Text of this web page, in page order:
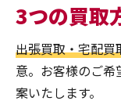
3つの買取
出張買取・宅配買
意。お客様のご
案いたします。